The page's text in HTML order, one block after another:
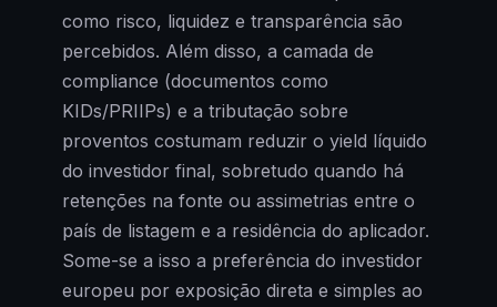
como risco, liquidez e transparência são
percebidos. Além disso, a camada de
compliance (documentos como
KIDs/PRIIPs) e a tributação sobre
proventos costumam reduzir o yield líquido
do investidor final, sobretudo quando há
retenções na fonte ou assimetrias entre o
país de listagem e a residência do aplicador.
Some-se a isso a preferência do investidor
europeu por exposição direta e simples ao